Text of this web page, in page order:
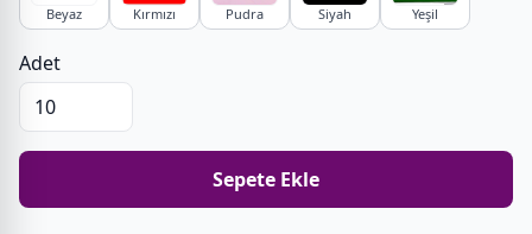
Beyaz Kırmızı Pudra Siyah Yeşil
Adet
Sepete Ekle